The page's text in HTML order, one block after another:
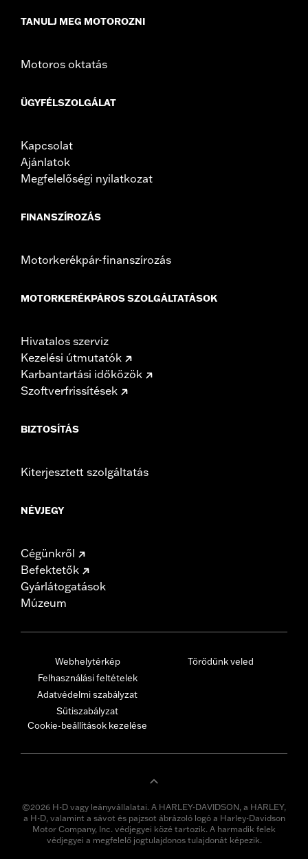
TANULJ MEG MOTOROZNI
Motoros oktatás
ÜGYFÉLSZOLGÁLAT
Kapcsolat
Ajánlatok
Megfelelőségi nyilatkozat
FINANSZÍROZÁS
Motorkerékpár-finanszírozás
MOTORKERÉKPÁROS SZOLGÁLTATÁSOK
Hivatalos szerviz
Kezelési útmutatók
Karbantartási időközök
Szoftverfrissítések
BIZTOSÍTÁS
Kiterjesztett szolgáltatás
NÉVJEGY
Cégünkről
Befektetők
Gyárlátogatások
Múzeum
Webhelytérkép
Felhasználási feltételek
Adatvédelmi szabályzat
Sütiszabályzat
Cookie-beállítások kezelése
Törődünk veled
©2026 H-D vagy leányvállalatai. A HARLEY-DAVIDSON, a HARLEY,
a H-D, valamint a sávot és pajzsot ábrázoló logó a Harley-Davidson
Motor Company, Inc. védjegyei közé tartozik. A harmadik felek
védjegyei a megfelelő jogtulajdonos tulajdonát képezik.